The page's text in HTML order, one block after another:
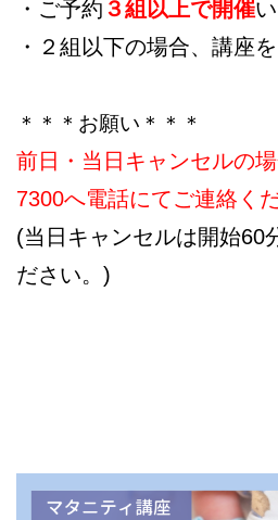
・ご予約 ３組以上で開催
・２組以下の場合、講座
＊＊＊お願い＊＊＊
前日・当日キャンセルの
7300へ電話にてご連絡くだ
(当日キャンセルは開始60
ださい。)